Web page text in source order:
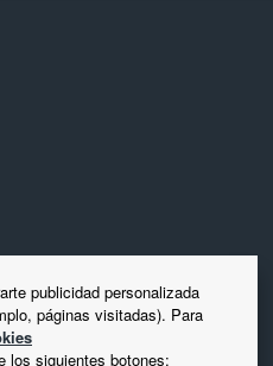
publicidad personalizada
páginas visitadas). Para
los siguientes botones: